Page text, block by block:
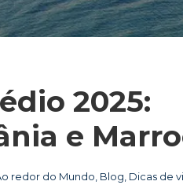
2025:
e
redor do Mundo Blog Dicas de